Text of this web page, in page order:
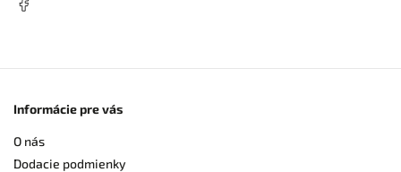
Informácie pre vás
O nás
Dodacie podmienky